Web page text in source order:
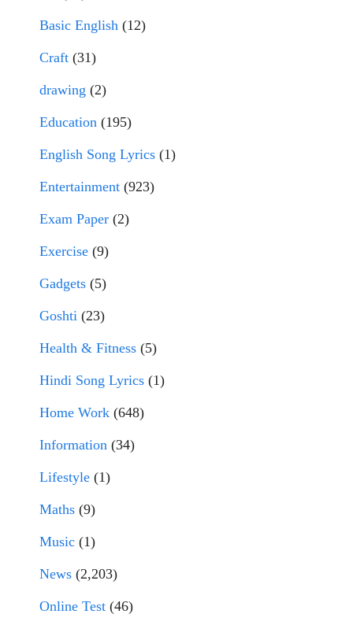
Basic English (12)
Craft (31)
drawing (2)
Education (195)
English Song Lyrics (1)
Entertainment (923)
Exam Paper (2)
Exercise (9)
Gadgets (5)
Goshti (23)
Health & Fitness (5)
Hindi Song Lyrics (1)
Home Work (648)
Information (34)
Lifestyle (1)
Maths (9)
Music (1)
News (2,203)
Online Test (46)